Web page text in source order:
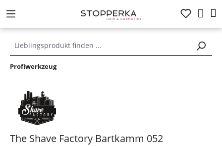
springen
Profiwerkzeug
The Shave Factory Bartkamm 052